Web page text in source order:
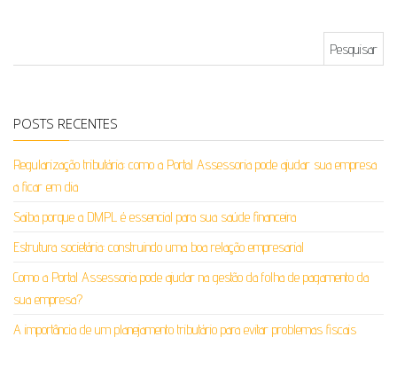
POSTS RECENTES
Regularização tributária: como a Portal Assessoria pode ajudar sua empresa
a ficar em dia
Saiba porque a DMPL é essencial para sua saúde financeira
Estrutura societária: construindo uma boa relação empresarial
Como a Portal Assessoria pode ajudar na gestão da folha de pagamento da
sua empresa?
A importância de um planejamento tributário para evitar problemas fiscais